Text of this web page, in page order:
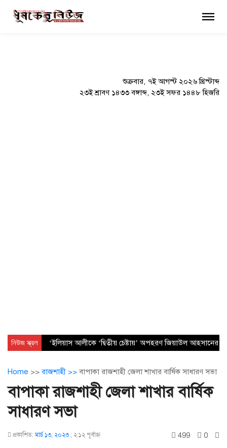
শুক্রবার, ৭ই আগস্ট ২০২৬ খ্রিস্টাব্দ
২৩ই শ্রাবণ ১৪৩৩ বঙ্গাব্দ, ২৩ই সফর ১৪৪৮ হিজরি
×
নিউজ স্ক্রল ‘ইলিয়াস আলীকে ‘দ্বিতীয় চেষ্টায়’ অপহরণ জিয়াউল আহসানের
Home >>রাজশাহী >>বাপাকা রাজশাহী জেলা শাখার বার্ষিক সাধারণ সভা
বাপাকা রাজশাহী জেলা শাখার বার্ষিক
সাধারণ সভা
প্রকাশিত:মার্চ ১৩, ২০২৩ ; ২:১২ পূর্বাহ্ণ 499 0